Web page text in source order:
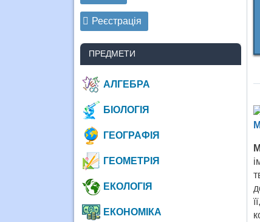
Реєстрація
ПРЕДМЕТИ
АЛГЕБРА
БІОЛОГІЯ
ГЕОГРАФІЯ
ГЕОМЕТРІЯ
ЕКОЛОГІЯ
ЕКОНОМІКА